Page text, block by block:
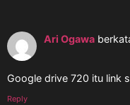
Ari Ogawa
Google drive 720 itu link
Reply